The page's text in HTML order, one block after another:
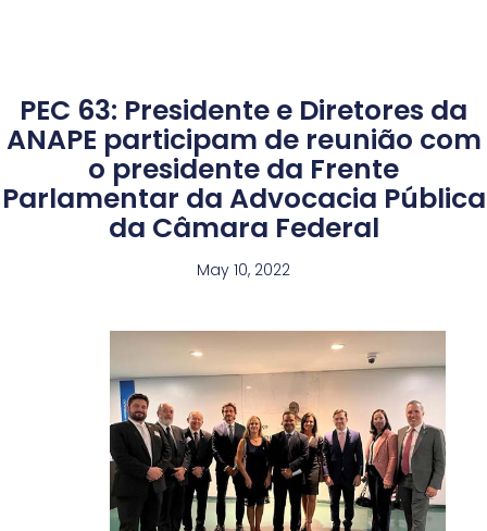
PEC 63: Presidente e Diretores da
ANAPE participam de reunião com
o presidente da Frente
Parlamentar da Advocacia Pública
da Câmara Federal
May 10, 2022